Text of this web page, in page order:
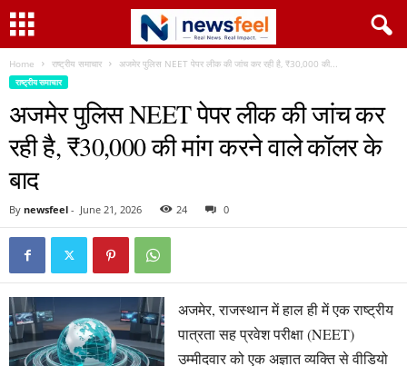
Home राष्ट्रीय समाचार अजमेर पुलिस NEET पेपर लीक की जांच कर रही है, ₹30,000 की...
राष्ट्रीय समाचार
अजमेर पुलिस NEET पेपर लीक की जांच कर
रही है, ₹30,000 की मांग करने वाले कॉलर के
बाद
By newsfeel - June 21, 2026 24 0
अजमेर, राजस्थान में हाल ही में एक राष्ट्रीय
पात्रता सह प्रवेश परीक्षा (NEET)
उम्मीदवार को एक अज्ञात व्यक्ति से वीडियो